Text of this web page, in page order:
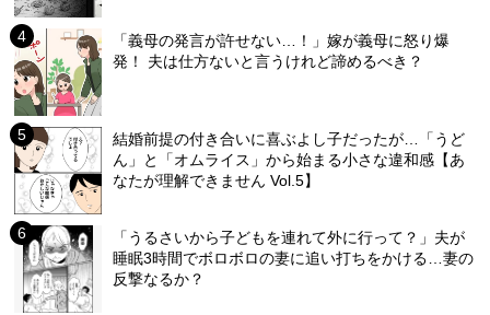
「義母の発言が許せない…！」嫁が義母に怒り爆
発！ 夫は仕方ないと言うけれど諦めるべき？
結婚前提の付き合いに喜ぶよし子だったが…「うど
ん」と「オムライス」から始まる小さな違和感【あ
なたが理解できません Vol.5】
「うるさいから子どもを連れて外に行って？」夫が
睡眠3時間でボロボロの妻に追い打ちをかける…妻の
反撃なるか？